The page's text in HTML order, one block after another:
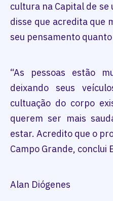
cultura na Capital de se
disse que acredita que
seu pensamento quanto
“As pessoas estão
deixando seus
cultuação do corpo
querem ser mais
estar. Acredito que o
Campo Grande, conclui
Alan Diógenes